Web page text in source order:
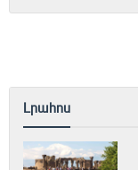
Լրահոս